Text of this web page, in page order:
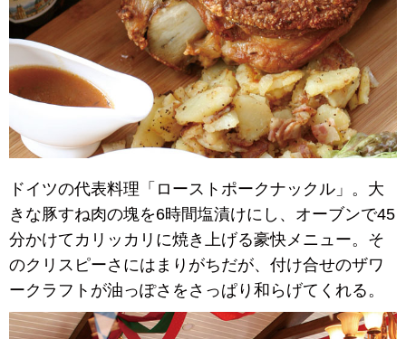
ドイツの代表料理「ローストポークナックル」。大
きな豚すね肉の塊を6時間塩漬けにし、オーブンで45
分かけてカリッカリに焼き上げる豪快メニュー。そ
のクリスピーさにはまりがちだが、付け合せのザワ
ークラフトが油っぽさをさっぱり和らげてくれる。